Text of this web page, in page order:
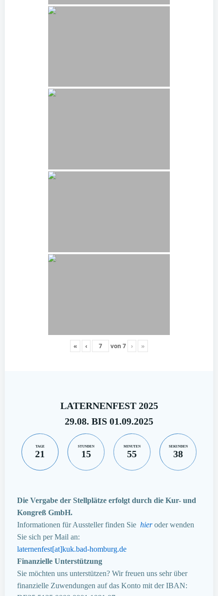
« ‹ von 7 › »
LATERNENFEST 2025
29.08. BIS 01.09.2025
TAGE
21
STUNDEN
15
MINUTEN
55
SEKUNDEN
38
Die Vergabe der Stellplätze erfolgt durch die Kur- und
Kongreß GmbH.
Informationen für Aussteller finden Sie hieroder wenden
Sie sich per Mail an:
laternenfest[at]kuk.bad-homburg.de
Finanzielle Unterstützung
Sie möchten uns unterstützen? Wir freuen uns sehr über
finanzielle Zuwendungen auf das Konto mit der IBAN: